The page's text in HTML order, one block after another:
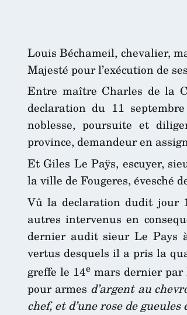
Louis Béchameil, chevalier,
Majesté pour l’exécution de
Entre maître Charles de la
declaration du 11
noblesse, poursuite et
province, demandeur en
Et Giles Le Paÿs, escuyer,
la ville de Fougeres, évesché
Vû la declaration dudit jour
autres intervenus en
dernier audit sieur Le Pays
vertus desquels il a pris la
greffe le 14e mars dernier par
pour armes d’argent au
chef, et d’une rose de